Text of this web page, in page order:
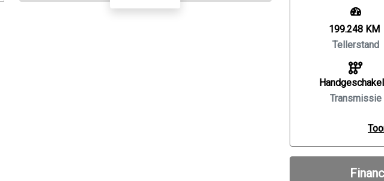
199.248 KM
Tellerstand
Transmissie